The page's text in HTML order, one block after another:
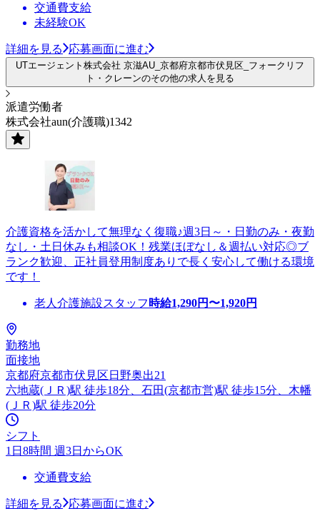
交通費支給
未経験OK
詳細を見る 応募画面に進む
UTエージェント株式会社 京滋AU_京都府京都市伏見区_フォークリフ
ト・クレーンのその他の求人を見る
派遣労働者
株式会社aun(介護職)1342
介護資格を活かして無理なく復職♪週3日～・日勤のみ・夜勤
なし・土日休みも相談OK！残業ほぼなし＆週払い対応◎ブ
ランク歓迎、正社員登用制度ありで長く安心して働ける環境
です！
老人介護施設スタッフ 時給1,290円〜1,920円
勤務地
面接地
京都府京都市伏見区日野奥出21
六地蔵(ＪＲ)駅 徒歩18分、石田(京都市営)駅 徒歩15分、木幡
(ＪＲ)駅 徒歩20分
シフト
1日8時間 週3日からOK
交通費支給
詳細を見る 応募画面に進む